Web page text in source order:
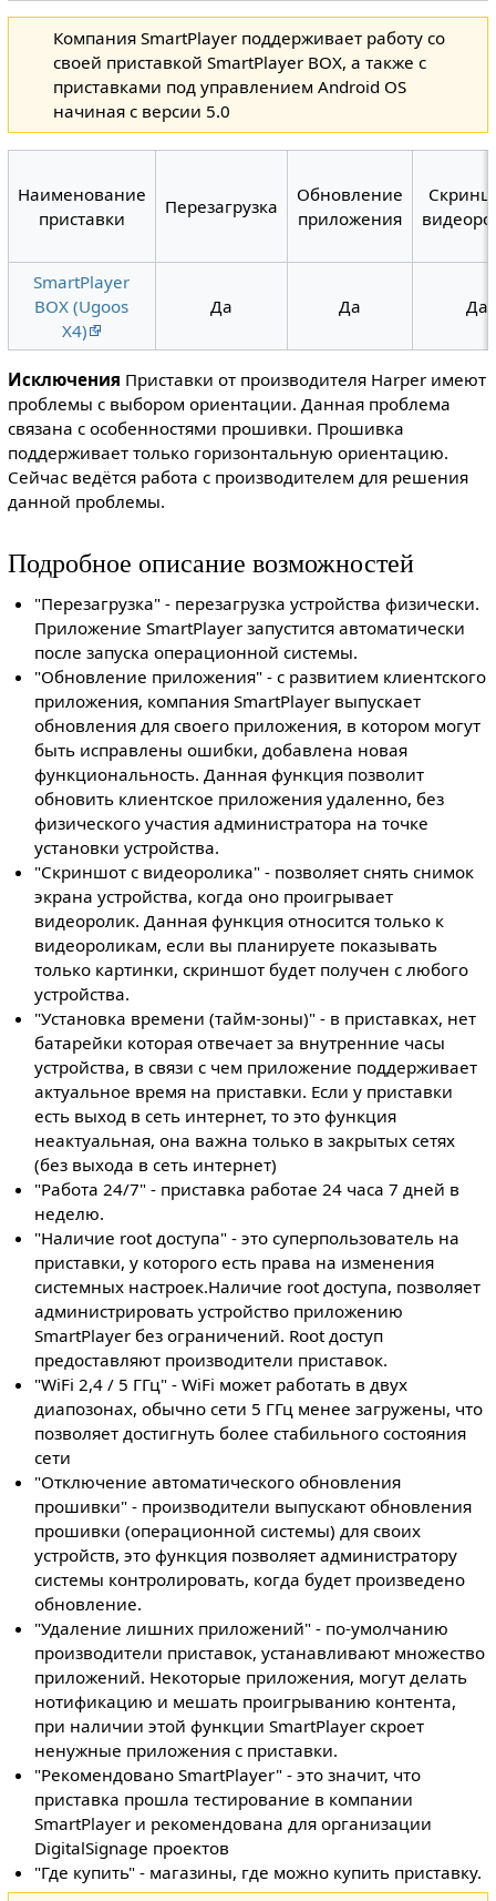
Компания SmartPlayer поддерживает работу со
своей приставкой SmartPlayer BOX, а также с
приставками под управлением Android OS
начиная с версии 5.0
Наименование
приставки
Перезагрузка
Обновление
приложения
SmartPlayer
BOX (Ugoos
X4)
Да Да Да
Исключения Приставки от производителя Harper имеют
проблемы с выбором ориентации. Данная проблема
связана с особенностями прошивки. Прошивка
поддерживает только горизонтальную ориентацию.
Сейчас ведётся работа с производителем для решения
данной проблемы.
Подробное описание возможностей
"Перезагрузка" - перезагрузка устройства физически.
Приложение SmartPlayer запустится автоматически
после запуска операционной системы.
"Обновление приложения" - с развитием клиентского
приложения, компания SmartPlayer выпускает
обновления для своего приложения, в котором могут
быть исправлены ошибки, добавлена новая
функциональность. Данная функция позволит
обновить клиентское приложения удаленно, без
физического участия администратора на точке
установки устройства.
"Скриншот с видеоролика" - позволяет снять снимок
экрана устройства, когда оно проигрывает
видеоролик. Данная функция относится только к
видеороликам, если вы планируете показывать
только картинки, скриншот будет получен с любого
устройства.
"Установка времени (тайм-зоны)" - в приставках, нет
батарейки которая отвечает за внутренние часы
устройства, в связи с чем приложение поддерживает
актуальное время на приставки. Если у приставки
есть выход в сеть интернет, то это функция
неактуальная, она важна только в закрытых сетях
(без выхода в сеть интернет)
"Работа 24/7" - приставка работае 24 часа 7 дней в
неделю.
"Наличие root доступа" - это суперпользователь на
приставки, у которого есть права на изменения
системных настроек.Наличие root доступа, позволяет
администрировать устройство приложению
SmartPlayer без ограничений. Root доступ
предоставляют производители приставок.
"WiFi 2,4 / 5 ГГц" - WiFi может работать в двух
диапозонах, обычно сети 5 ГГц менее загружены, что
позволяет достигнуть более стабильного состояния
сети
"Отключение автоматического обновления
прошивки" - производители выпускают обновления
прошивки (операционной системы) для своих
устройств, это функция позволяет администратору
системы контролировать, когда будет произведено
обновление.
"Удаление лишниx приложений" - по-умолчанию
производители приставок, устанавливают множество
приложений. Некоторые приложения, могут делать
нотификацию и мешать проигрыванию контента,
при наличии этой функции SmartPlayer скроет
ненужные приложения с приставки.
"Рекомендовано SmartPlayer" - это значит, что
приставка прошла тестирование в компании
SmartPlayer и рекомендована для организации
DigitalSignage проектов
"Где купить" - магазины, где можно купить приставку.